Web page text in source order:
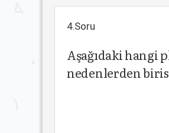
4.Soru
Aşağıdaki hangi
nedenlerden